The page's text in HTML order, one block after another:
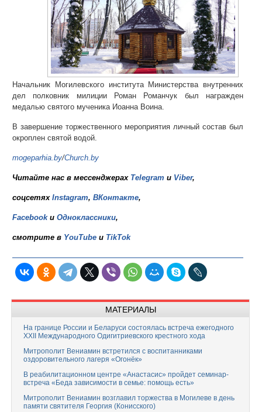
Начальник Могилевского института Министерства внутренних
дел полковник милиции Роман Романчук был награжден
медалью святого мученика Иоанна Воина.
В завершение торжественного мероприятия личный состав был
окроплен святой водой.
mogeparhia.by/Church.by
Читайте нас в мессенджерах Telegram и Viber,
соцсетях Instagram, ВКонтакте,
Facebookи Одноклассники,
смотрите в YouTube и TikTok
МАТЕРИАЛЫ
На границе России и Беларуси состоялась встреча ежегодного
XXII Международного Одигитриевского крестного хода
Митрополит Вениамин встретился с воспитанниками
оздоровительного лагеря «Огонёк»
В реабилитационном центре «Анастасис» пройдет семинар-
встреча «Беда зависимости в семье: помощь есть»
Митрополит Вениамин возглавил торжества в Могилеве в день
памяти святителя Георгия (Конисского)